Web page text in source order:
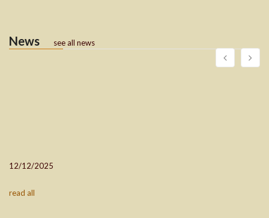
News see all news
12/12/2025
read all